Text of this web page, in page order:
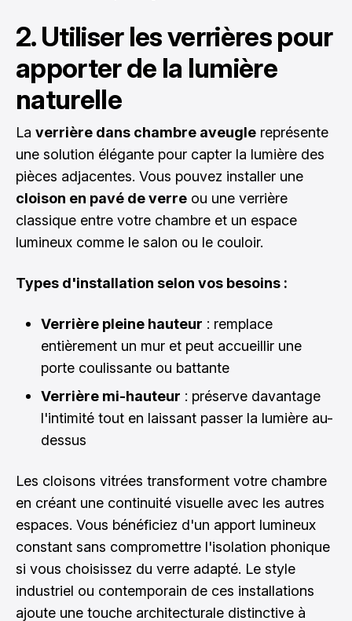
2. Utiliser les verrières pour
apporter de la lumière
naturelle
La verrière dans chambre aveugle représente
une solution élégante pour capter la lumière des
pièces adjacentes. Vous pouvez installer une
cloison en pavé de verre ou une verrière
classique entre votre chambre et un espace
lumineux comme le salon ou le couloir.
Types d'installation selon vos besoins :
Verrière pleine hauteur : remplace
entièrement un mur et peut accueillir une
porte coulissante ou battante
Verrière mi-hauteur : préserve davantage
l'intimité tout en laissant passer la lumière au-
dessus
Les cloisons vitrées transforment votre chambre
en créant une continuité visuelle avec les autres
espaces. Vous bénéficiez d'un apport lumineux
constant sans compromettre l'isolation phonique
si vous choisissez du verre adapté. Le style
industriel ou contemporain de ces installations
ajoute une touche architecturale distinctive à